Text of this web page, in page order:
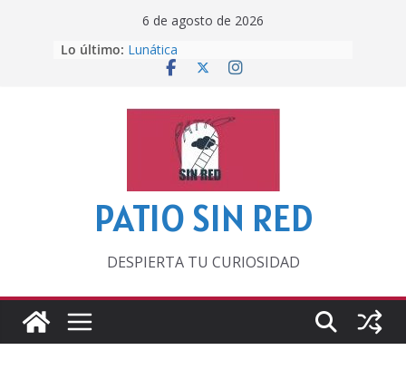
6 de agosto de 2026
Lo último: Lunática
Pero, hasta entonces…
‘La broma infinita’ de recomendar
lecturas veraniegas
Otra del Mundial
PATIO SIN RED
DESPIERTA TU CURIOSIDAD